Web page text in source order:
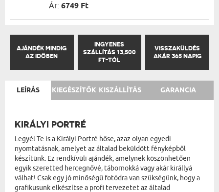
Ár: 6749 Ft
AJÁNDÉK MINDIG
AZ IDŐBEN
INGYENES
SZÁLLÍTÁS 13,500
FT-TÓL
VISSZAKÜLDÉS
AKÁR 365 NAPIG
LEÍRÁS KIEGÉSZÍTŐK KISZÁLLÍTÁS GARANCIA
KIRÁLYI PORTRÉ
Legyél Te is a Királyi Portré hőse, azaz olyan egyedi
nyomtatásnak, amelyet az általad beküldött fényképből
készítünk. Ez rendkívüli ajándék, amelynek köszönhetően
egyik szeretted hercegnővé, tábornokká vagy akár királlyá
válhat! Csak egy jó minőségű fotódra van szükségünk, hogy a
grafikusunk elkészítse a profi tervezetet az általad